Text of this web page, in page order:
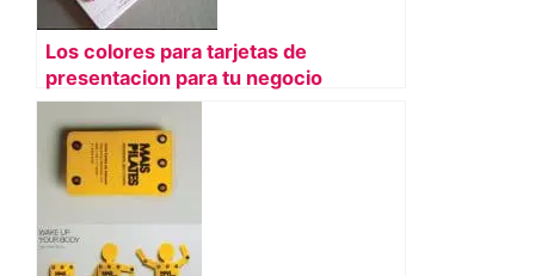
Los colores para tarjetas de
presentacion para tu negocio